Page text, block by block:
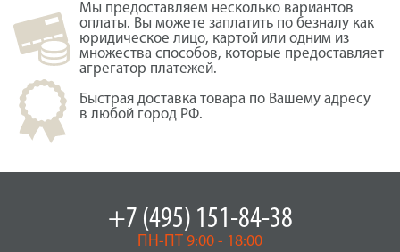
Мы предоставляем несколько вариантов
оплаты. Вы можете заплатить по безналу как
юридическое лицо, картой или одним из
множества способов, которые предоставляет
агрегатор платежей.
Быстрая доставка товара по Вашему адресу
в любой город РФ.
+7 (495) 151-84-38
ПН-ПТ 9:00 - 18:00